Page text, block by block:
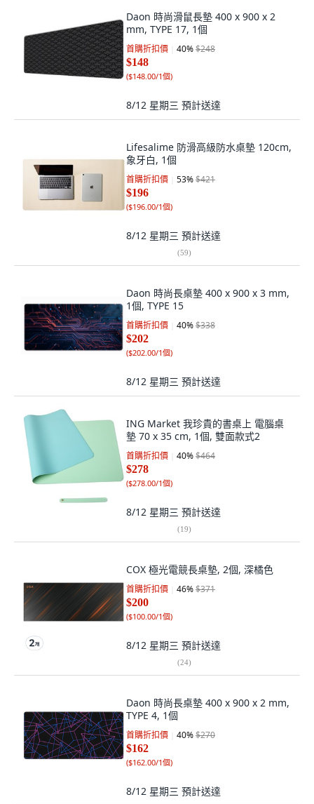
Daon 時尚滑鼠長墊 400 x 900 x 2
mm, TYPE 17, 1個
首購折扣價 40%$248
$148
($148.00/1個)
8/12 星期三 預計送達
Lifesalime 防滑高級防水桌墊 120cm,
象牙白, 1個
首購折扣價 53%$421
$196
($196.00/1個)
8/12 星期三 預計送達
(59)
Daon 時尚長桌墊 400 x 900 x 3 mm,
1個, TYPE 15
首購折扣價 40%$338
$202
($202.00/1個)
8/12 星期三 預計送達
ING Market 我珍貴的書桌上 電腦桌
墊 70 x 35 cm, 1個, 雙面款式2
首購折扣價 40%$464
$278
($278.00/1個)
8/12 星期三 預計送達
(19)
COX 極光電競長桌墊, 2個, 深橘色
首購折扣價 46%$371
$200
($100.00/1個)
8/12 星期三 預計送達
(24)
Daon 時尚長桌墊 400 x 900 x 2 mm,
TYPE 4, 1個
首購折扣價 40%$270
$162
($162.00/1個)
8/12 星期三 預計送達